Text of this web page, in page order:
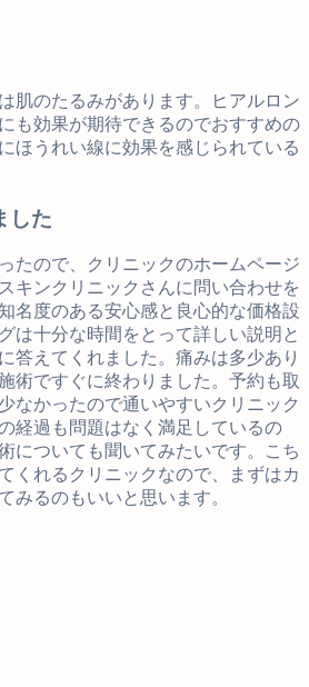
肌のたるみがあります。ヒアルロン
も効果が期待できるのでおすすめの
ほうれい線に効果を感じられている
した
たので、クリニックのホームページ
キンクリニックさんに問い合わせを
名度のある安心感と良心的な価格設
は十分な時間をとって詳しい説明と
答えてくれました。痛みは多少あり
術ですぐに終わりました。予約も取
なかったので通いやすいクリニック
経過も問題はなく満足しているの
についても聞いてみたいです。こち
くれるクリニックなので、まずはカ
みるのもいいと思います。